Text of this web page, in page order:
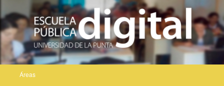
Menú principal
Ir al contenido principal
Ir al contenido secundario
Áreas